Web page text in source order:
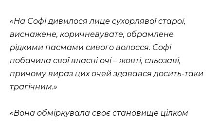
«На Софі дивилося лице сухорлявої старої,
виснажене, коричневувате, обрамлене
рідкими пасмами сивого волосся. Софі
побачила свої власні очі – жовті, сльозаві,
причому вираз цих очей здавався досить-таки
трагічним.»
«Вона обміркувала своє становище цілком